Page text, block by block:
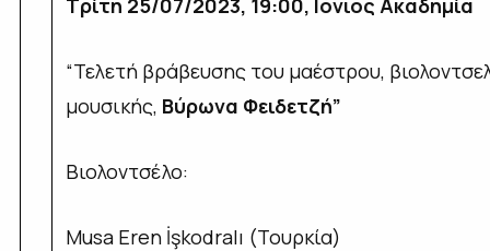
“Τελετή βράβευσης του μαέστρου,
μουσικής, Βύρωνα Φειδετζή”
Βιολοντσέλο:
Musa Eren İşkodralı (Τουρκία)